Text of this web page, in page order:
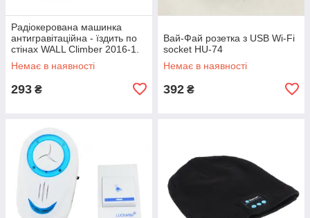
Радіокерована машинка
антигравітаційна - їздить по
стінах WALL Climber 2016-1.
Колір фіолетовий EP-16
Немає в наявності
293 ₴
Вай-Фай розетка з USB Wi-Fi
socket HU-74
Немає в наявності
392 ₴